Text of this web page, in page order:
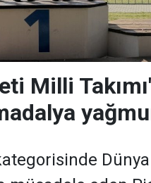
Milli
Dünya